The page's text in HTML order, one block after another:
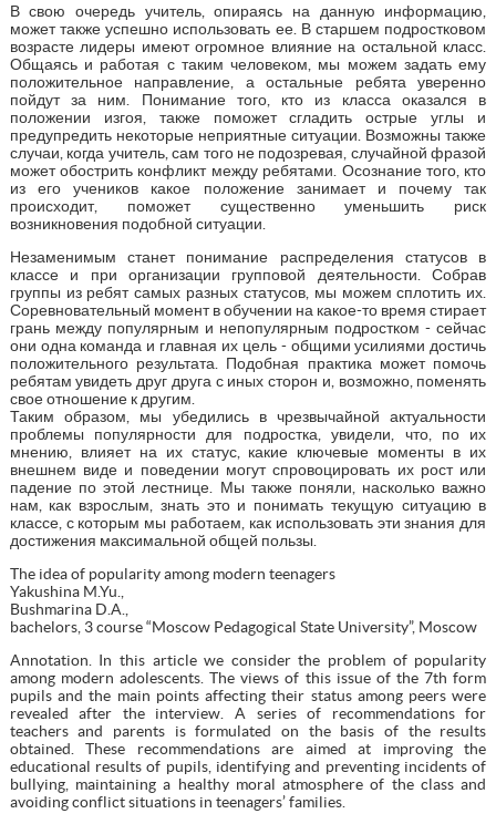
В свою очередь учитель, опираясь на данную информацию,
может также успешно использовать ее. В старшем подростковом
возрасте лидеры имеют огромное влияние на остальной класс.
Общаясь и работая с таким человеком, мы можем задать ему
положительное направление, а остальные ребята уверенно
пойдут за ним. Понимание того, кто из класса оказался в
положении изгоя, также поможет сгладить острые углы и
предупредить некоторые неприятные ситуации. Возможны также
случаи, когда учитель, сам того не подозревая, случайной фразой
может обострить конфликт между ребятами. Осознание того, кто
из его учеников какое положение занимает и почему так
происходит, поможет существенно уменьшить риск
возникновения подобной ситуации.
Незаменимым станет понимание распределения статусов в
классе и при организации групповой деятельности. Собрав
группы из ребят самых разных статусов, мы можем сплотить их.
Соревновательный момент в обучении на какое-то время стирает
грань между популярным и непопулярным подростком - сейчас
они одна команда и главная их цель - общими усилиями достичь
положительного результата. Подобная практика может помочь
ребятам увидеть друг друга с иных сторон и, возможно, поменять
свое отношение к другим.
Таким образом, мы убедились в чрезвычайной актуальности
проблемы популярности для подростка, увидели, что, по их
мнению, влияет на их статус, какие ключевые моменты в их
внешнем виде и поведении могут спровоцировать их рост или
падение по этой лестнице. Мы также поняли, насколько важно
нам, как взрослым, знать это и понимать текущую ситуацию в
классе, с которым мы работаем, как использовать эти знания для
достижения максимальной общей пользы.
The idea of popularity among modern teenagers
Yakushina M.Yu.,
Bushmarina D.A.,
bachelors, 3 course “Moscow Pedagogical State University”, Moscow
Annotation. In this article we consider the problem of popularity
among modern adolescents. The views of this issue of the 7th form
pupils and the main points affecting their status among peers were
revealed after the interview. A series of recommendations for
teachers and parents is formulated on the basis of the results
obtained. These recommendations are aimed at improving the
educational results of pupils, identifying and preventing incidents of
bullying, maintaining a healthy moral atmosphere of the class and
avoiding conflict situations in teenagers’ families.